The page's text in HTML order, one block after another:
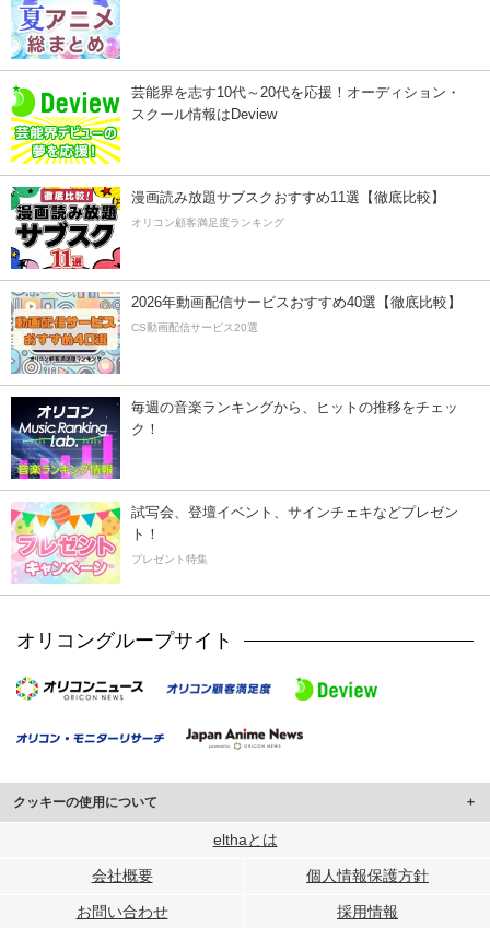
芸能界を志す10代～20代を応援！オーディション・
スクール情報はDeview
漫画読み放題サブスクおすすめ11選【徹底比較】
オリコン顧客満足度ランキング
2026年動画配信サービスおすすめ40選【徹底比較】
CS動画配信サービス20選
毎週の音楽ランキングから、ヒットの推移をチェッ
ク！
試写会、登壇イベント、サインチェキなどプレゼン
ト！
プレゼント特集
オリコングループサイト
クッキーの使用について
このサイトでは Cookie を使用して、ユーザーに合わせたコンテンツや広告の
行っています。
メディアや広告配信、データ解析の各パートナーに提供しています。
elthaとは
会社概要 個人情報保護方針
お問い合わせ 採用情報